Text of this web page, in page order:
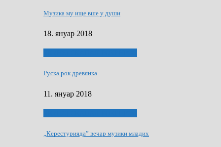
Музика му ище вше у души
18. януар 2018
Руска рок древянка
11. януар 2018
„Керестурияда” вечар музики младих